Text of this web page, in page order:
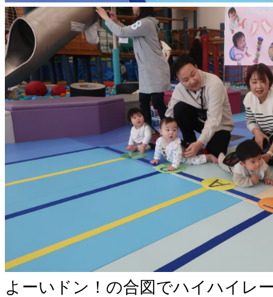
よーいドン！の合図でハイハイレ